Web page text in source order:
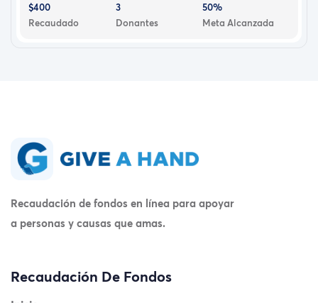
$400
Recaudado
3
Donantes
50%
Meta Alcanzada
Recaudación de fondos en línea para apoyar
a personas y causas que amas.
Recaudación De Fondos